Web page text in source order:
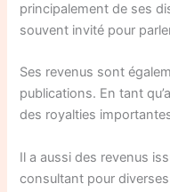
principalement de ses
souvent invité pour
Ses revenus sont
publications. En tant
des royalties
Il a aussi des revenus
consultant pour